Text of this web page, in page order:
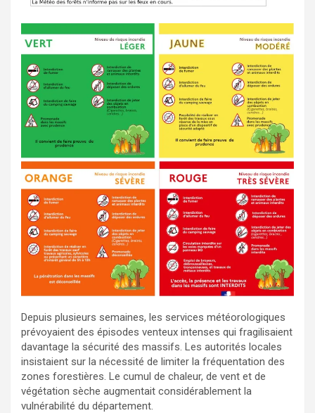
Depuis plusieurs semaines, les services météorologiques
prévoyaient des épisodes venteux intenses qui fragilisaient
davantage la sécurité des massifs. Les autorités locales
insistaient sur la nécessité de limiter la fréquentation des
zones forestières. Le cumul de chaleur, de vent et de
végétation sèche augmentait considérablement la
vulnérabilité du département.